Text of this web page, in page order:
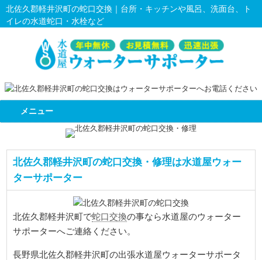
北佐久郡軽井沢町の蛇口交換｜台所・キッチンや風呂、洗面台、ト
イレの水道蛇口・水栓など
メニュー
北佐久郡軽井沢町の蛇口交換・修理は水道屋ウォー
ターサポーター
北佐久郡軽井沢町で蛇口交換の事なら水道屋のウォーター
サポーターへご連絡ください。
長野県北佐久郡軽井沢町の出張水道屋ウォーターサポータ